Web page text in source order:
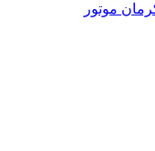
موتور